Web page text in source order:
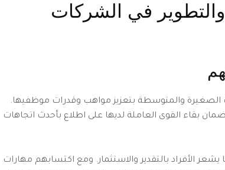
والتطوير في الشركات
الصغيرة والمتوسطة بتعزيز مواهب وقدرات موظفيها.
بقاء القوى العاملة لديها على اطلاع بأحدث اتجاهات
الأفراد بالتقدير والاستثمار. ومع اكتسابهم مهارات